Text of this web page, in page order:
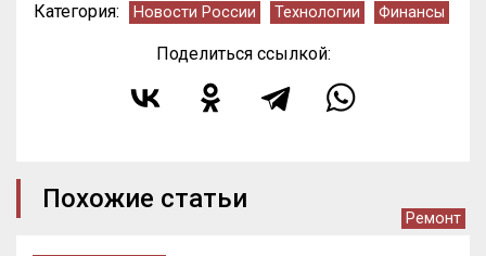
Категория: Новости России Технологии Финансы
Поделиться ссылкой:
Похожие статьи
Ремонт